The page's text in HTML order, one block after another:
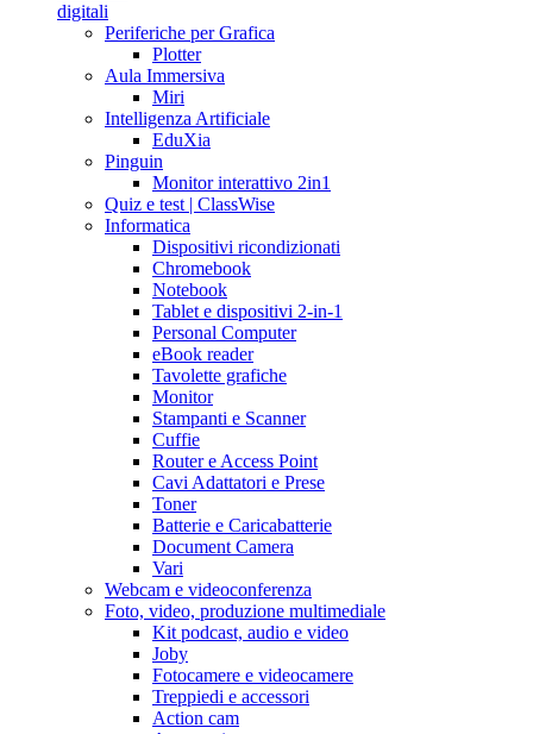
digitali
Periferiche per Grafica
Plotter
Aula Immersiva
Miri
Intelligenza Artificiale
EduXia
Pinguin
Monitor interattivo 2in1
Quiz e test | ClassWise
Informatica
Dispositivi ricondizionati
Chromebook
Notebook
Tablet e dispositivi 2-in-1
Personal Computer
eBook reader
Tavolette grafiche
Monitor
Stampanti e Scanner
Cuffie
Router e Access Point
Cavi Adattatori e Prese
Toner
Batterie e Caricabatterie
Document Camera
Vari
Webcam e videoconferenza
Foto, video, produzione multimediale
Kit podcast, audio e video
Joby
Fotocamere e videocamere
Treppiedi e accessori
Action cam